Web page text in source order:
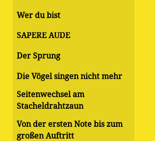
Wer du bist
SAPERE AUDE
Der Sprung
Die Vögel singen nicht mehr
Seitenwechsel am
Stacheldrahtzaun
Von der ersten Note bis zum
großen Auftritt